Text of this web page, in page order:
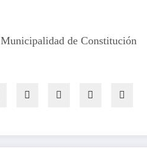
de Constitución